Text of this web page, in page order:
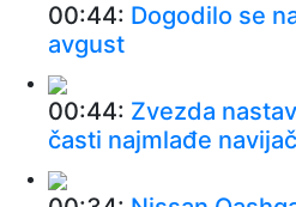
00:44: Dogodilo se
avgust
00:44: Zvezda
časti najmlađe